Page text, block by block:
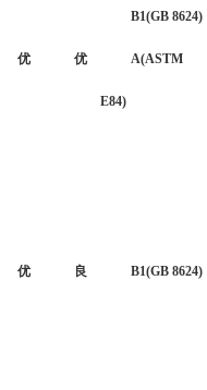
优 优
B1(GB 8624)
A(ASTM
E84)
优 良 B1(GB 8624)